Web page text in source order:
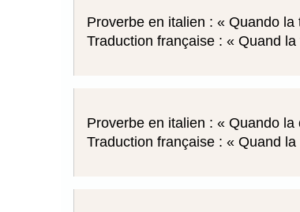
Proverbe en italien :
Quando la
Traduction française :
Quand la
Proverbe en italien :
Quando la
Traduction française :
Quand la